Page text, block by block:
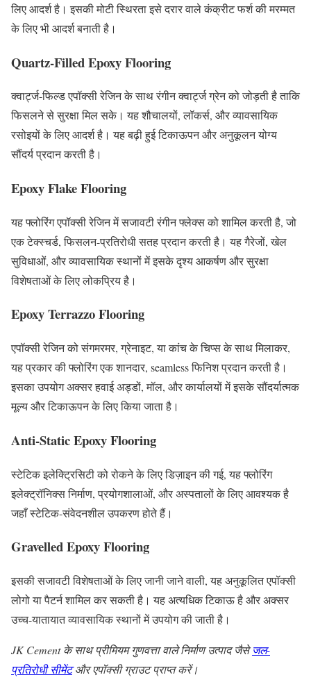
लिए आदर्श है। इसकी मोटी स्थिरता इसे दरार वाले कंक्रीट फर्श की मरम्मत
के लिए भी आदर्श बनाती है।
Quartz-Filled Epoxy Flooring
क्वार्ट्ज-फिल्ड एपॉक्सी रेजिन के साथ रंगीन क्वार्ट्ज ग्रेन को जोड़ती है ताकि
फिसलने से सुरक्षा मिल सके। यह शौचालयों, लॉकर्स, और व्यावसायिक
रसोइयों के लिए आदर्श है। यह बढ़ी हुई टिकाऊपन और अनुकूलन योग्य
सौंदर्य प्रदान करती है।
Epoxy Flake Flooring
यह फ्लोरिंग एपॉक्सी रेजिन में सजावटी रंगीन फ्लेक्स को शामिल करती है, जो
एक टेक्स्चर्ड, फिसलन-प्रतिरोधी सतह प्रदान करती है। यह गैरेजों, खेल
सुविधाओं, और व्यावसायिक स्थानों में इसके दृश्य आकर्षण और सुरक्षा
विशेषताओं के लिए लोकप्रिय है।
Epoxy Terrazzo Flooring
एपॉक्सी रेजिन को संगमरमर, ग्रेनाइट, या कांच के चिप्स के साथ मिलाकर,
यह प्रकार की फ्लोरिंग एक शानदार, seamless फिनिश प्रदान करती है।
इसका उपयोग अक्सर हवाई अड्डों, मॉल, और कार्यालयों में इसके सौंदर्यात्मक
मूल्य और टिकाऊपन के लिए किया जाता है।
Anti-Static Epoxy Flooring
स्टेटिक इलेक्ट्रिसिटी को रोकने के लिए डिज़ाइन की गई, यह फ्लोरिंग
इलेक्ट्रॉनिक्स निर्माण, प्रयोगशालाओं, और अस्पतालों के लिए आवश्यक है
जहाँ स्टेटिक-संवेदनशील उपकरण होते हैं।
Gravelled Epoxy Flooring
इसकी सजावटी विशेषताओं के लिए जानी जाने वाली, यह अनुकूलित एपॉक्सी
लोगो या पैटर्न शामिल कर सकती है। यह अत्यधिक टिकाऊ है और अक्सर
उच्च-यातायात व्यावसायिक स्थानों में उपयोग की जाती है।
JK Cement के साथ प्रीमियम गुणवत्ता वाले निर्माण उत्पाद जैसेजल-
प्रतिरोधी सीमेंटऔर एपॉक्सी ग्राउट प्राप्त करें।